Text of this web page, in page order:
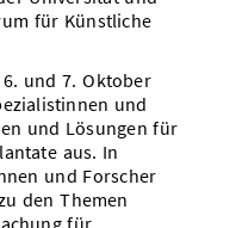
für Künstliche
und 7. Oktober
und
und Lösungen für
aus. In
und Forscher
den Themen